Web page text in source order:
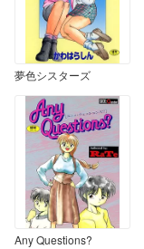
夢色シスターズ
Any Questions?